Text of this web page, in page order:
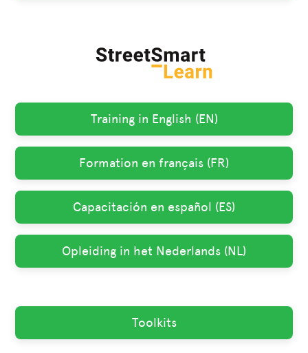
Training in English (EN)
Formation en français (FR)
Capacitación en español (ES)
Opleiding in het Nederlands (NL)
Toolkits